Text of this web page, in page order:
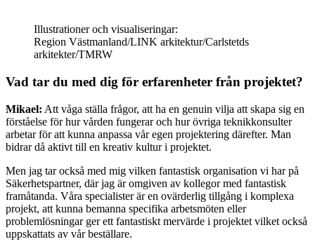
Illustrationer och visualiseringar:
Region Västmanland/LINK arkitektur/Carlstetds
arkitekter/TMRW
Vad tar du med dig för erfarenheter från projektet?
Mikael: Att våga ställa frågor, att ha en genuin vilja att skapa sig en
förståelse för hur vården fungerar och hur övriga teknikkonsulter
arbetar för att kunna anpassa vår egen projektering därefter. Man
bidrar då aktivt till en kreativ kultur i projektet.
Men jag tar också med mig vilken fantastisk organisation vi har på
Säkerhetspartner, där jag är omgiven av kollegor med fantastisk
framåtanda. Våra specialister är en ovärderlig tillgång i komplexa
projekt, att kunna bemanna specifika arbetsmöten eller
problemlösningar ger ett fantastiskt mervärde i projektet vilket också
uppskattats av vår beställare.